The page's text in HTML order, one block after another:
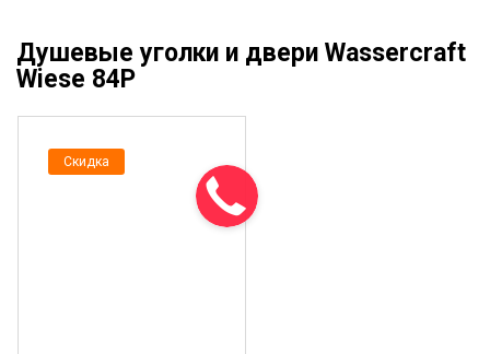
Душевые уголки и двери Wassercraft
Wiese 84P
Скидка